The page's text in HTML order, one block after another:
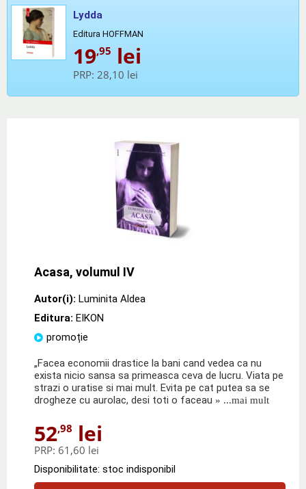
Lydda
Editura HOFFMAN
19,95 lei
PRP: 28,10 lei
Acasa, volumul IV
Autor(i): Luminita Aldea
Editura: EIKON
promoție
„Facea economii drastice la bani cand vedea ca nu
exista nicio sansa sa primeasca ceva de lucru. Viata pe
strazi o uratise si mai mult. Evita pe cat putea sa se
drogheze cu aurolac, desi toti o faceau » ...mai mult
52,98 lei
PRP: 61,60 lei
Disponibilitate: stoc indisponibil